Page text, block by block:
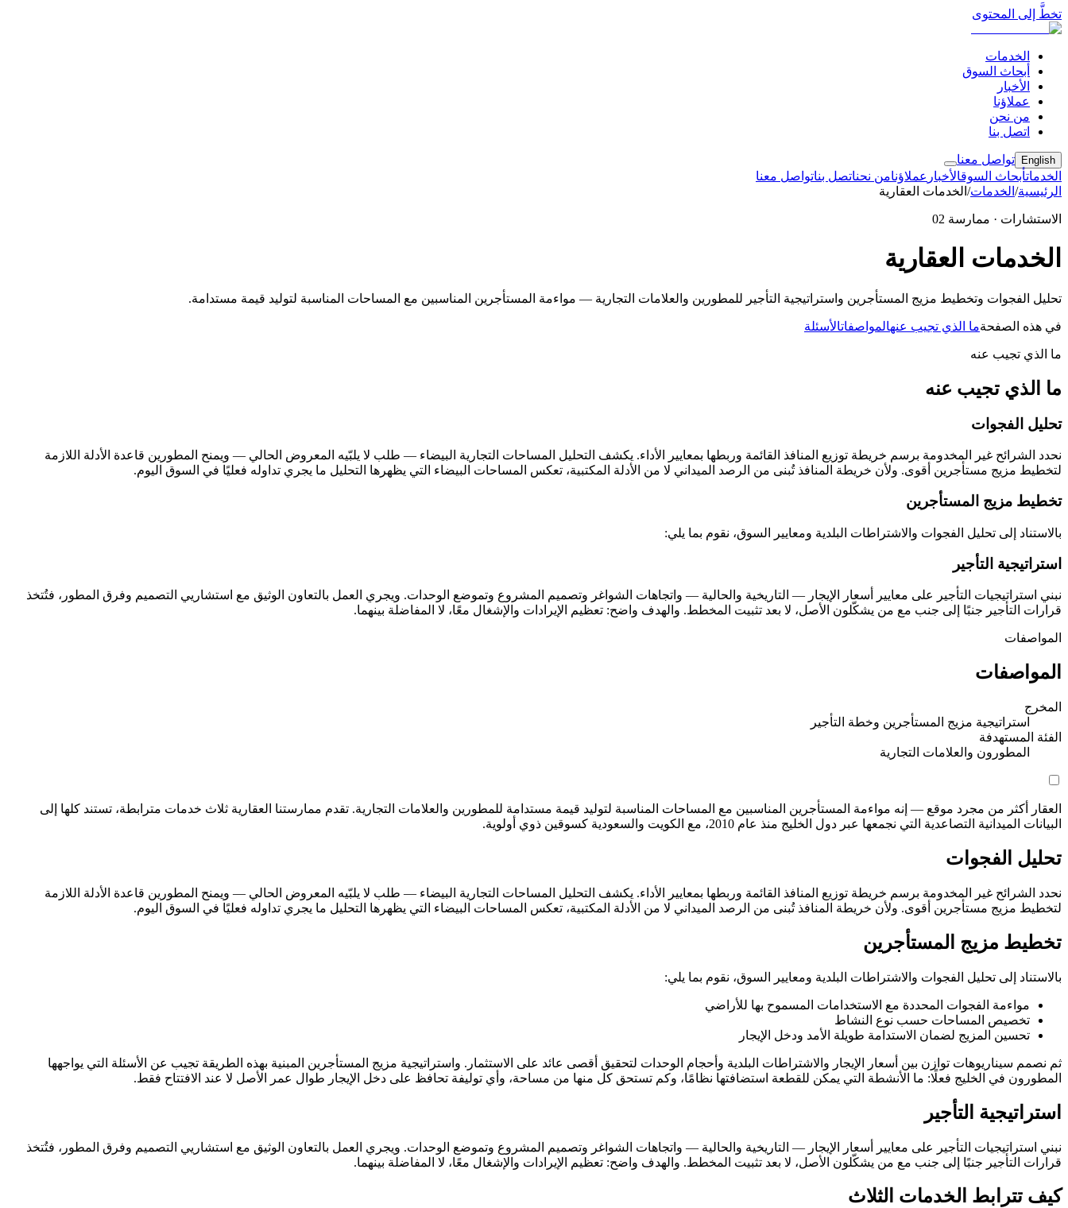
تخطَّ إلى المحتوى
الخدمات
أبحاث السوق
الأخبار
عملاؤنا
من نحن
اتصل بنا
English
تواصل معنا
الخدماتأبحاث السوقالأخبار عملاؤنامن نحناتصل بناتواصل معنا
الرئيسية/ الخدمات/ الخدمات العقارية
الاستشارات · ممارسة 02
الخدمات العقارية
تحليل الفجوات وتخطيط مزيج المستأجرين واستراتيجية التأجير للمطورين والعلامات التجارية — مواءمة المستأجرين المناسبين مع المساحات المناسبة لتوليد قيمة مستدامة.
في هذه الصفحةما الذي تجيب عنهالمواصفاتالأسئلة
ما الذي تجيب عنه
ما الذي تجيب عنه
تحليل الفجوات
نحدد الشرائح غير المخدومة برسم خريطة توزيع المنافذ القائمة وربطها بمعايير الأداء. يكشف التحليل المساحات التجارية البيضاء — طلب لا يلبّيه المعروض الحالي — ويمنح المطورين قاعدة الأدلة اللازمة
لتخطيط مزيج مستأجرين أقوى. ولأن خريطة المنافذ تُبنى من الرصد الميداني لا من الأدلة المكتبية، تعكس المساحات البيضاء التي يظهرها التحليل ما يجري تداوله فعليًا في السوق اليوم.
تخطيط مزيج المستأجرين
بالاستناد إلى تحليل الفجوات والاشتراطات البلدية ومعايير السوق، نقوم بما يلي:
استراتيجية التأجير
نبني استراتيجيات التأجير على معايير أسعار الإيجار — التاريخية والحالية — واتجاهات الشواغر وتصميم المشروع وتموضع الوحدات. ويجري العمل بالتعاون الوثيق مع استشاريي التصميم وفرق المطور، فتُتخذ
قرارات التأجير جنبًا إلى جنب مع من يشكّلون الأصل، لا بعد تثبيت المخطط. والهدف واضح: تعظيم الإيرادات والإشغال معًا، لا المفاضلة بينهما.
المواصفات
المواصفات
المخرج
استراتيجية مزيج المستأجرين وخطة التأجير
الفئة المستهدفة
المطورون والعلامات التجارية
العقار أكثر من مجرد موقع — إنه مواءمة المستأجرين المناسبين مع المساحات المناسبة لتوليد قيمة مستدامة للمطورين والعلامات التجارية. تقدم ممارستنا العقارية ثلاث خدمات مترابطة، تستند كلها إلى
البيانات الميدانية التصاعدية التي نجمعها عبر دول الخليج منذ عام 2010، مع الكويت والسعودية كسوقين ذوي أولوية.
تحليل الفجوات
نحدد الشرائح غير المخدومة برسم خريطة توزيع المنافذ القائمة وربطها بمعايير الأداء. يكشف التحليل المساحات التجارية البيضاء — طلب لا يلبّيه المعروض الحالي — ويمنح المطورين قاعدة الأدلة اللازمة
لتخطيط مزيج مستأجرين أقوى. ولأن خريطة المنافذ تُبنى من الرصد الميداني لا من الأدلة المكتبية، تعكس المساحات البيضاء التي يظهرها التحليل ما يجري تداوله فعليًا في السوق اليوم.
تخطيط مزيج المستأجرين
بالاستناد إلى تحليل الفجوات والاشتراطات البلدية ومعايير السوق، نقوم بما يلي:
مواءمة الفجوات المحددة مع الاستخدامات المسموح بها للأراضي
تخصيص المساحات حسب نوع النشاط
تحسين المزيج لضمان الاستدامة طويلة الأمد ودخل الإيجار
ثم نصمم سيناريوهات توازن بين أسعار الإيجار والاشتراطات البلدية وأحجام الوحدات لتحقيق أقصى عائد على الاستثمار. واستراتيجية مزيج المستأجرين المبنية بهذه الطريقة تجيب عن الأسئلة التي يواجهها
المطورون في الخليج فعلًا: ما الأنشطة التي يمكن للقطعة استضافتها نظامًا، وكم تستحق كل منها من مساحة، وأي توليفة تحافظ على دخل الإيجار طوال عمر الأصل لا عند الافتتاح فقط.
استراتيجية التأجير
نبني استراتيجيات التأجير على معايير أسعار الإيجار — التاريخية والحالية — واتجاهات الشواغر وتصميم المشروع وتموضع الوحدات. ويجري العمل بالتعاون الوثيق مع استشاريي التصميم وفرق المطور، فتُتخذ
قرارات التأجير جنبًا إلى جنب مع من يشكّلون الأصل، لا بعد تثبيت المخطط. والهدف واضح: تعظيم الإيرادات والإشغال معًا، لا المفاضلة بينهما.
كيف تترابط الخدمات الثلاث